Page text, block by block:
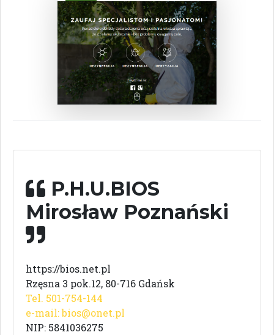
P.H.U.BIOS
Mirosław Poznański
https://bios.net.pl
Rzęsna 3 pok.12, 80-716 Gdańsk
Tel. 501-754-144
e-mail:bios@onet.pl
NIP: 5841036275